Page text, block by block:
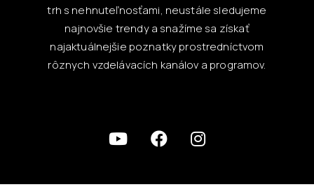
trh s nehnuteľnosťami, neustále sledujeme
najnovšie trendy a snažíme sa získať
najaktuálnejšie poznatky prostredníctvom
rôznych vzdelávacích kanálov a programov.